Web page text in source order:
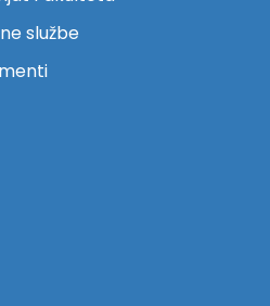
službe